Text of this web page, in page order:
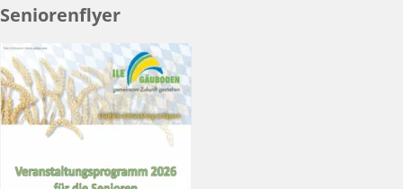
Seniorenflyer